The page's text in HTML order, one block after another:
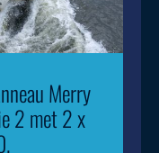
Merry
2 met 2 x